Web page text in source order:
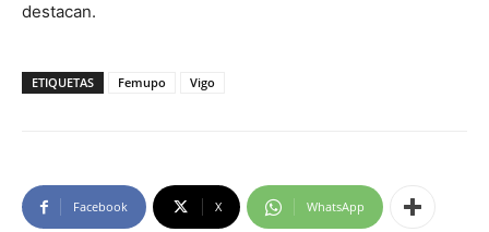
destacan.
ETIQUETAS Femupo Vigo
Facebook X WhatsApp